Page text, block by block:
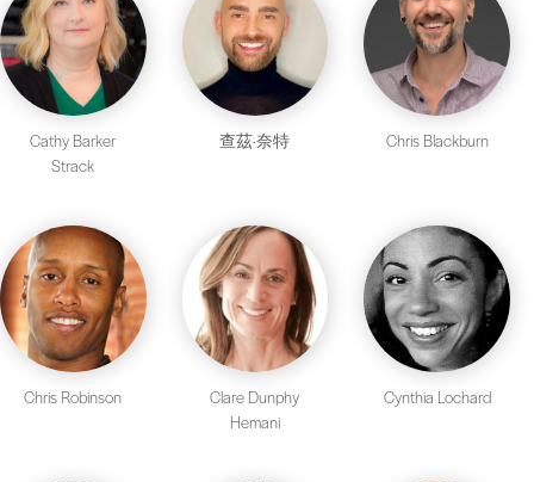
Cathy Barker
Strack
查茲·奈特 Chris Blackburn
Chris Robinson
Clare Dunphy
Hemani
Cynthia Lochard